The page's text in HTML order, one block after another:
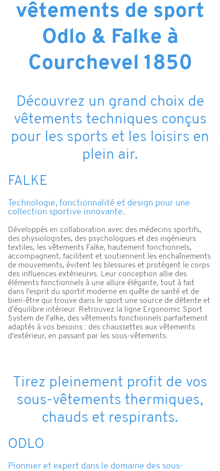
vêtements de sport
Odlo & Falke à
Courchevel 1850
Découvrez un grand choix de
vêtements techniques conçus
pour les sports et les loisirs en
plein air.
FALKE
Technologie, fonctionnalité et design pour une
collection sportive innovante.
Développés en collaboration avec des médecins sportifs,
des physiologistes, des psychologues et des ingénieurs
textiles, les vêtements Falke, hautement fonctionnels,
accompagnent, facilitent et soutiennent les enchaînements
de mouvements, évitent les blessures et protègent le corps
des influences extérieures. Leur conception allie des
éléments fonctionnels à une allure élégante, tout à fait
dans l'esprit du sportif moderne en quête de santé et de
bien-être qui trouve dans le sport une source de détente et
d'équilibre intérieur. Retrouvez la ligne Ergonomic Sport
System de Falke, des vêtements fonctionnels parfaitement
adaptés à vos besoins : des chaussettes aux vêtements
d'extérieur, en passant par les sous-vêtements.
Tirez pleinement profit de vos
sous-vêtements thermiques,
chauds et respirants.
ODLO
Pionnier et expert dans le domaine des sous-